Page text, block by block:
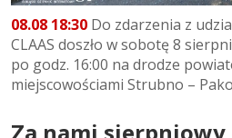
08.08 18:30 Do zdarzenia z
CLAAS doszło w sobotę 8
po godz. 16:00 na drodze
miejscowościami Strubno –
Za nami sierpniowy